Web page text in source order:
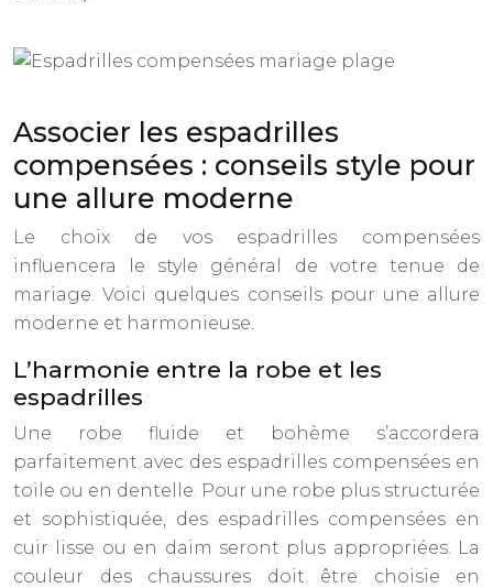
Associer les espadrilles
compensées : conseils style pour
une allure moderne
Le choix de vos espadrilles compensées
influencera le style général de votre tenue de
mariage. Voici quelques conseils pour une allure
moderne et harmonieuse.
L’harmonie entre la robe et les
espadrilles
Une robe fluide et bohème s’accordera
parfaitement avec des espadrilles compensées en
toile ou en dentelle. Pour une robe plus structurée
et sophistiquée, des espadrilles compensées en
cuir lisse ou en daim seront plus appropriées. La
couleur des chaussures doit être choisie en